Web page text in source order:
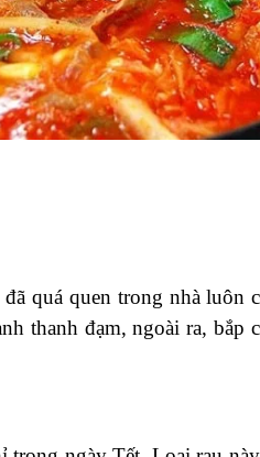
quá quen trong nhà luôn
thanh đạm, ngoài ra, bắp